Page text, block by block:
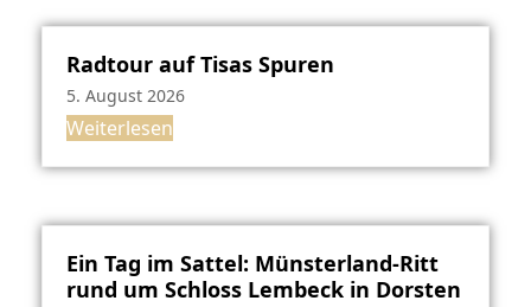
Radtour auf Tisas Spuren
5. August 2026
Weiterlesen
Ein Tag im Sattel: Münsterland-Ritt
rund um Schloss Lembeck in Dorsten